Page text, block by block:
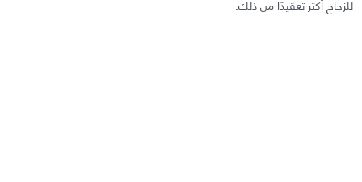
للزجاج أكثر تعقيدًا من ذلك.